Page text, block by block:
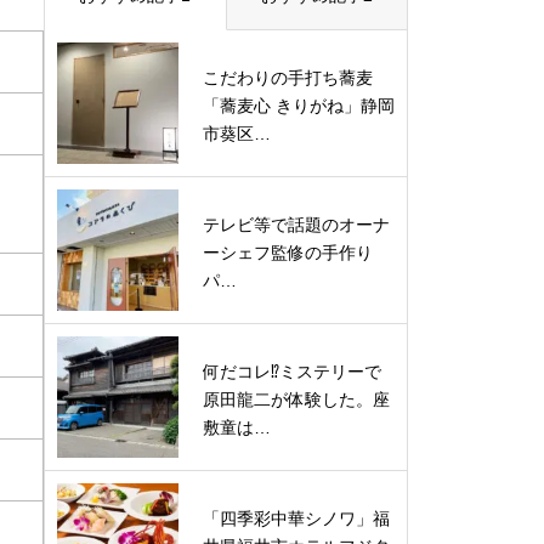
こだわりの手打ち蕎麦
「蕎麦心 きりがね」静岡
市葵区…
テレビ等で話題のオーナ
ーシェフ監修の手作り
パ…
何だコレ⁉ミステリーで
原田龍二が体験した。座
敷童は…
「四季彩中華シノワ」福